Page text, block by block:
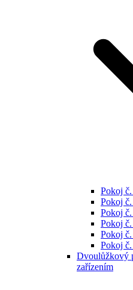
Pokoj č.
Pokoj č.
Pokoj
Pokoj
Pokoj
Pokoj
Dvoulůžkový
zařízením